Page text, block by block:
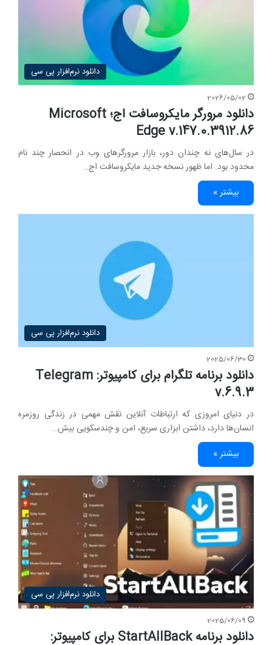
دانلود نرم‌افزار پی سی
2026/05/02
دانلود مرورگر مایکروسافت اج؛ Microsoft
Edge v.147.0.3912.86
در سال‌های نه چندان دور، بازار مرورگرهای وب در انحصار چند نام
محدود بود. اما ظهور نسخه جدید مایکروسافت اج…
بیشتر »
دانلود نرم‌افزار پی سی
2025/06/30
دانلود برنامه تلگرام برای کامپیوتر: Telegram
v.6.9.3
در دنیای امروزی که ارتباطات آنلاین نقش مهمی در زندگی روزمره
انسان‌ها دارد، داشتن ابزاری سریع، امن و چندسکویی بیش…
بیشتر »
دانلود نرم‌افزار پی سی
2025/06/09
دانلود برنامه StartAllBack برای کامپیوتر: